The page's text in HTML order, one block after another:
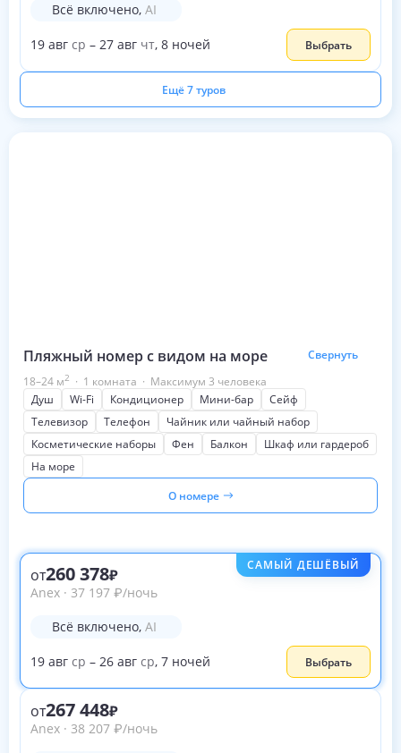
Всё включено, AI
19 авг ср – 27 авг чт, 8 ночей Выбрать
Ещё 7 туров
Пляжный номер с видом на море
Свернуть
18–24 м2 · 1 комната · Максимум 3 человека
Душ
Wi-Fi Кондиционер Мини-бар
Сейф
Телевизор
Телефон
Чайник или чайный набор
Косметические наборы
Фен Балкон
Шкаф или гардероб
На море
О номере
САМЫЙ ДЕШЁВЫЙ
от260 378
Anex · 37 197 ₽/ночь
Всё включено, AI
19 авг ср – 26 авг ср, 7 ночей Выбрать
от267 448
Anex · 38 207 ₽/ночь